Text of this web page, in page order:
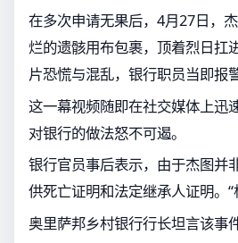
在多次申请无果后，4月27日，
烂的遗骸用布包裹，顶着烈日扛
片恐慌与混乱，银行职员当即报警
这一幕视频随即在社交媒体上迅
对银行的做法怒不可遏。
银行官员事后表示，由于杰图并
供死亡证明和法定继承人证明。
奥里萨邦乡村银行行长坦言该事